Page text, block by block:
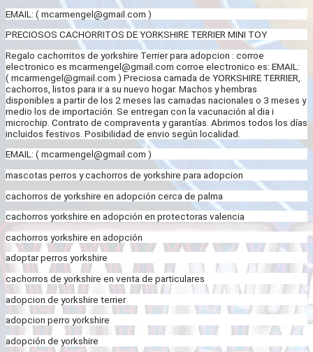
EMAIL: (mcarmengel@gmail.com )
PRECIOSOS CACHORRITOS DE YORKSHIRE TERRIER MINI TOY
Regalo cachorritos de yorkshire Terrier para adopcion : corroe
electronico es mcarmengel@gmail.com corroe electronico es: EMAIL:
(mcarmengel@gmail.com ) Preciosa camada de YORKSHIRE TERRIER,
cachorros, listos para ir a su nuevo hogar. Machos y hembras
disponibles a partir de los 2 meses las camadas nacionales o 3 meses y
medio los de importación. Se entregan con la vacunación al dia i
microchip. Contrato de compraventa y garantías. Abrimos todos los días
incluidos festivos. Posibilidad de envio según localidad.
EMAIL: (mcarmengel@gmail.com )
mascotas perros y cachorros de yorkshire para adopcion
cachorros de yorkshire en adopción cerca de palma
cachorros yorkshire en adopción en protectoras valencia
cachorros yorkshire en adopción
adoptar perros yorkshire
cachorros de yorkshire en venta de particulares
adopcion de yorkshire terrier
adopcion perro yorkshire
adopción de yorkshire